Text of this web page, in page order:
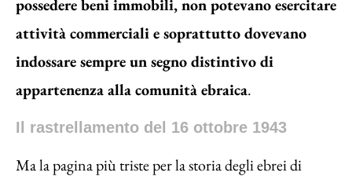
possedere beni immobili, non potevano esercitare
attività commerciali e soprattutto dovevano
indossare sempre un segno distintivo di
appartenenza alla comunità ebraica.
Il rastrellamento del 16 ottobre 1943
Ma la pagina più triste per la storia degli ebrei di